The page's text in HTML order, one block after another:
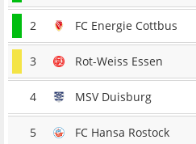
2 FC Energie Cottbus
3 Rot-Weiss Essen
4 MSV Duisburg
5 FC Hansa Rostock